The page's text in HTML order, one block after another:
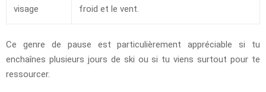
visage
froid et le vent.
Ce genre de pause est particulièrement appréciable si tu
enchaînes plusieurs jours de ski ou si tu viens surtout pour te
ressourcer.